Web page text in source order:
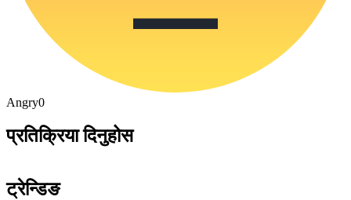
Angry0
प्रतिक्रिया दिनुहोस
ट्रेन्डिङ